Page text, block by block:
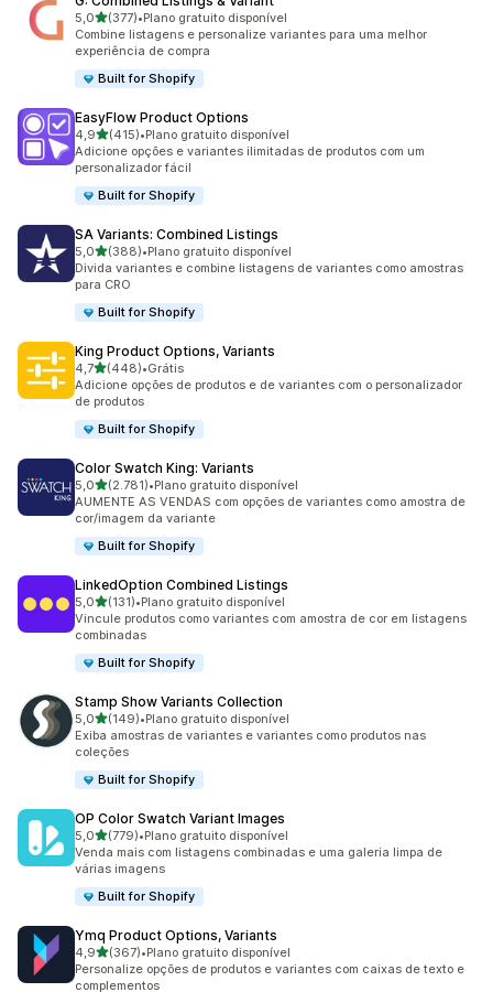
5,0de 5 estrelas
(377)
377 avaliações ao todo
•Plano gratuito disponível
Combine listagens e personalize variantes para uma melhor
experiência de compra
Built for Shopify
EasyFlow Product Options
4,9de 5 estrelas
(415)
415 avaliações ao todo
•Plano gratuito disponível
Adicione opções e variantes ilimitadas de produtos com um
personalizador fácil
Built for Shopify
SA Variants: Combined Listings
5,0de 5 estrelas
(388)
388 avaliações ao todo
•Plano gratuito disponível
Divida variantes e combine listagens de variantes como amostras
para CRO
Built for Shopify
King Product Options, Variants
4,7de 5 estrelas
(448)
448 avaliações ao todo
•Grátis
Adicione opções de produtos e de variantes com o personalizador
de produtos
Built for Shopify
Color Swatch King: Variants
5,0de 5 estrelas
(2.781)
2781 avaliações ao todo
•Plano gratuito disponível
AUMENTE AS VENDAS com opções de variantes como amostra de
cor/imagem da variante
Built for Shopify
LinkedOption Combined Listings
5,0de 5 estrelas
(131)
131 avaliações ao todo
•Plano gratuito disponível
Vincule produtos como variantes com amostra de cor em listagens
combinadas
Built for Shopify
Stamp Show Variants Collection
5,0de 5 estrelas
(149)
149 avaliações ao todo
•Plano gratuito disponível
Exiba amostras de variantes e variantes como produtos nas
coleções
Built for Shopify
OP Color Swatch Variant Images
5,0de 5 estrelas
(779)
779 avaliações ao todo
•Plano gratuito disponível
Venda mais com listagens combinadas e uma galeria limpa de
várias imagens
Built for Shopify
Ymq Product Options, Variants
4,9de 5 estrelas
(367)
367 avaliações ao todo
•Plano gratuito disponível
Personalize opções de produtos e variantes com caixas de texto e
complementos